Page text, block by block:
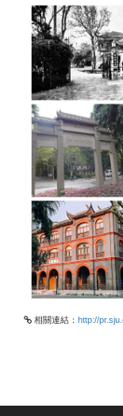
相關連結： http://